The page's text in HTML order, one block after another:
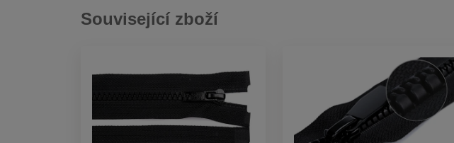
Související zboží